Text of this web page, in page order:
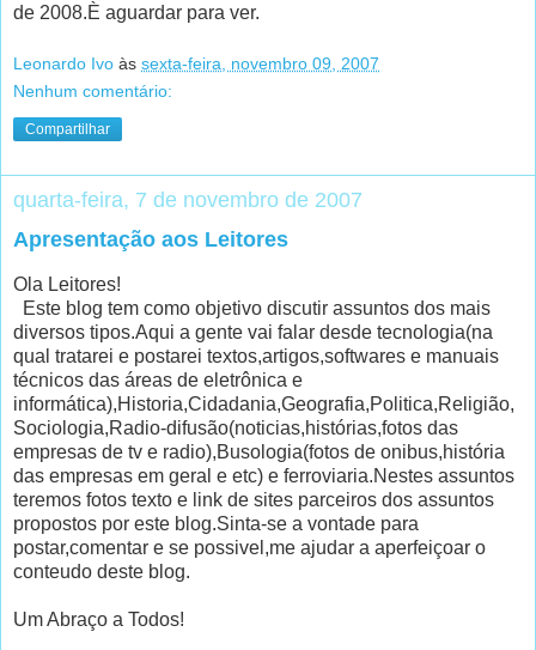
de 2008.È aguardar para ver.
Leonardo Ivo às sexta-feira, novembro 09, 2007
Nenhum comentário:
Compartilhar
quarta-feira, 7 de novembro de 2007
Apresentação aos Leitores
Ola Leitores!
Este blog tem como objetivo discutir assuntos dos mais
diversos tipos.Aqui a gente vai falar desde tecnologia(na
qual tratarei e postarei textos,artigos,softwares e manuais
técnicos das áreas de eletrônica e
informática),Historia,Cidadania,Geografia,Politica,Religião,
Sociologia,Radio-difusão(noticias,histórias,fotos das
empresas de tv e radio),Busologia(fotos de onibus,história
das empresas em geral e etc) e ferroviaria.Nestes assuntos
teremos fotos texto e link de sites parceiros dos assuntos
propostos por este blog.Sinta-se a vontade para
postar,comentar e se possivel,me ajudar a aperfeiçoar o
conteudo deste blog.
Um Abraço a Todos!